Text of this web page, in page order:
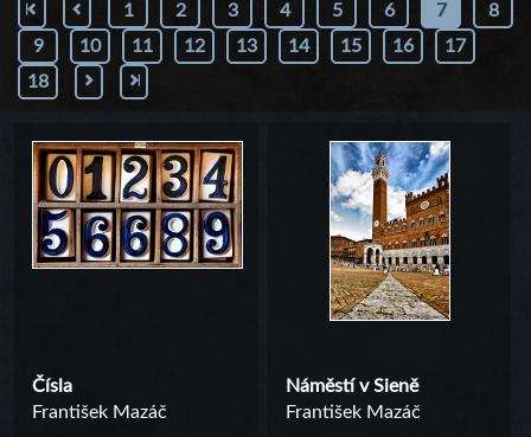
1 2 3 4 5 6 7
8
9
10 11 12 13 14 15 16
17
18
Čísla
František Mazáč
Náměstí v Sieně
František Mazáč